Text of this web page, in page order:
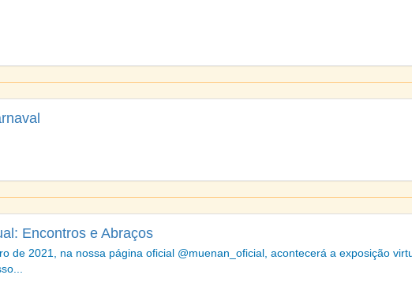
Encontros e Abraços
de 2021, na nossa página oficial @muenan_oficial, acontecerá a exposição